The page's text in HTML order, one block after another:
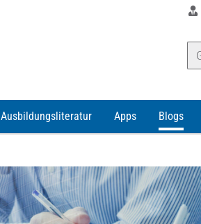
Ausbildungsliteratur Apps Blogs